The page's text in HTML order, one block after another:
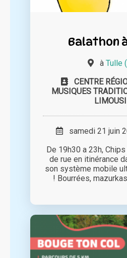
Balathon
à Tulle
CENTRE
MUSIQUES
samedi 21 juin
De 19h30 a 23h,
de rue en itinérance
son système mobile
! Bourrées,